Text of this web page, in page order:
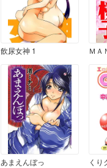
飲尿女神 1 ＭＡ
あまえんぼっ